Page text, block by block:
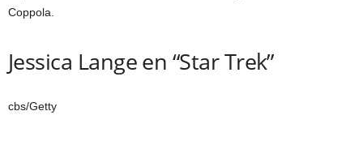
Coppola.
Jessica Lange en “Star Trek”
cbs/Getty